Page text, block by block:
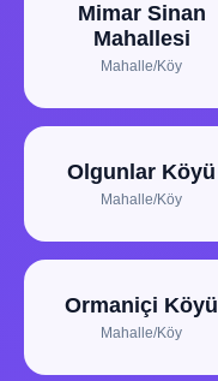
Mimar Sinan
Mahallesi
Mahalle/Köy
Olgunlar Köyü
Mahalle/Köy
Ormaniçi Köyü
Mahalle/Köy